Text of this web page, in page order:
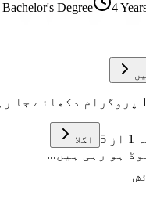
Bachelor's Degree 4
5 اگلا
ہو رہی ہیں...